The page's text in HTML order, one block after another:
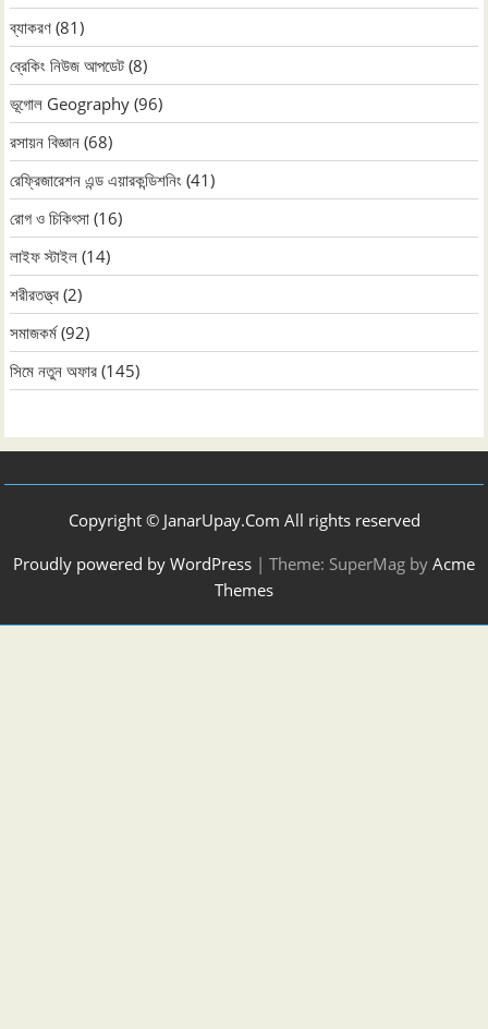
ব্যাকরণ (81)
ব্রেকিং নিউজ আপডেট (8)
ভূগোল Geography (96)
রসায়ন বিজ্ঞান (68)
রেফ্রিজারেশন এন্ড এয়ারকন্ডিশনিং (41)
রোগ ও চিকিৎসা (16)
লাইফ স্টাইল (14)
শরীরতত্ত্ব (2)
সমাজকর্ম(92)
সিমে নতুন ‍অফার (145)
Copyright © JanarUpay.Com All rights reserved
Proudly powered by WordPress | Theme: SuperMag by Acme
Themes